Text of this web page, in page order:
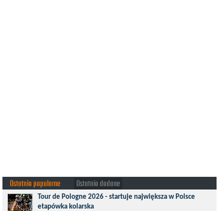
Ostatnio popularne Ostatnio dodane
Tour de Pologne 2026 - startuje największa w Polsce
etapówka kolarska